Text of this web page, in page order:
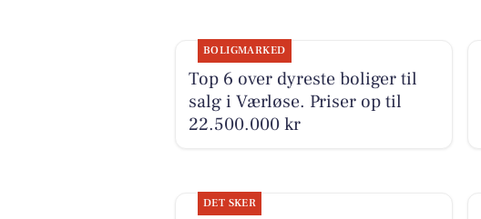
BOLIGMARKED
Top 6 over dyreste boliger til
salg i Værløse. Priser op til
22.500.000 kr
DET SKER